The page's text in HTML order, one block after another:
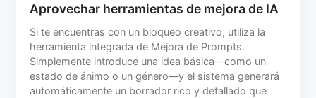
Aprovechar herramientas de mejora de IA
Si te encuentras con un bloqueo creativo, utiliza la
herramienta integrada de Mejora de Prompts.
Simplemente introduce una idea básica—como un
estado de ánimo o un género—y el sistema generará
automáticamente un borrador rico y detallado que